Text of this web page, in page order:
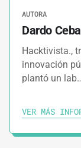
6. GUÍAS 1
Embudo
7. GUÍAS
AUTORA
Dardo
Hacktivista.,
innovación
plantó un
VER MÁS